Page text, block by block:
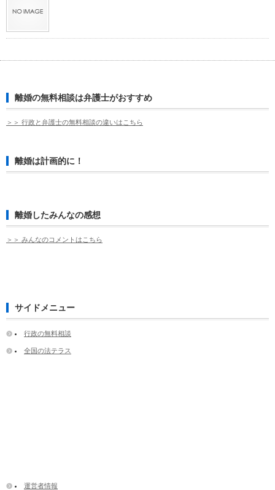
離婚の無料相談は弁護士がおすすめ
＞＞ 行政と弁護士の無料相談の違いはこちら
離婚は計画的に！
離婚したみんなの感想
＞＞ みんなのコメントはこちら
サイドメニュー
行政の無料相談
全国の法テラス
運営者情報